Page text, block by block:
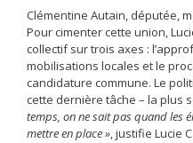
Clémentine Autain, députée,
Pour cimenter cette union,
collectif sur trois axes :
mobilisations locales et le
candidature commune. Le
cette dernière tâche – la plus
temps, on ne sait pas quand les
mettre en place », justifie Lucie